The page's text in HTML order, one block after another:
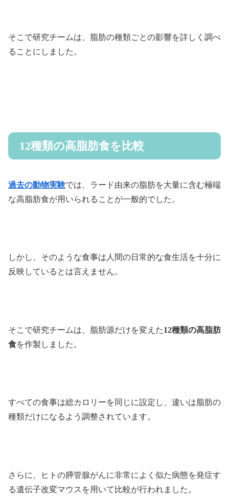
そこで研究チームは、脂肪の種類ごとの影響を詳しく調べ
ることにしました。
12種類の高脂肪食を比較
過去の動物実験では、ラード由来の脂肪を大量に含む極端
な高脂肪食が用いられることが一般的でした。
しかし、そのような食事は人間の日常的な食生活を十分に
反映しているとは言えません。
そこで研究チームは、脂肪源だけを変えた12種類の高脂肪
食を作製しました。
すべての食事は総カロリーを同じに設定し、違いは脂肪の
種類だけになるよう調整されています。
さらに、ヒトの膵管腺がんに非常によく似た病態を発症す
る遺伝子改変マウスを用いて比較が行われました。